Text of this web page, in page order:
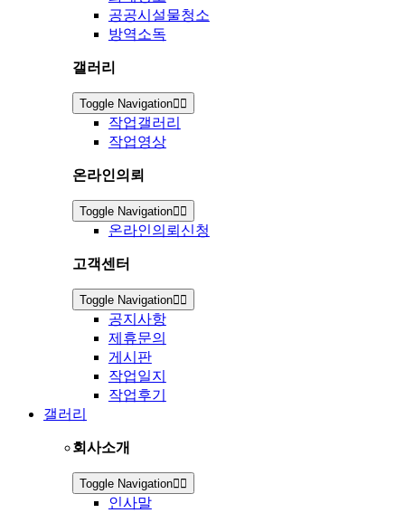
공공시설물청소
방역소독
갤러리
Toggle Navigation
작업갤러리
작업영상
온라인의뢰
Toggle Navigation
온라인의뢰신청
고객센터
Toggle Navigation
공지사항
제휴문의
게시판
작업일지
작업후기
갤러리
회사소개
Toggle Navigation
인사말